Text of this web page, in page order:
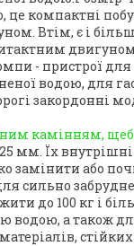
це компактні
Втім, є і
двигуном
- пристрої
водою, для
закордонні
камінням,
мм. Їх
замінити або
сильно
до 100 кг і
а також